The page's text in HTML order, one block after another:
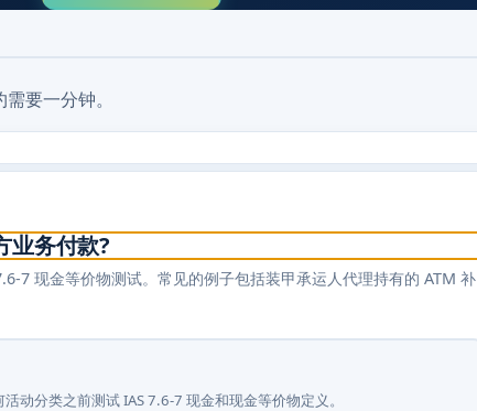
要一分钟。
业务付款?
7 现金等价物测试。常见的例子包括装甲承运人代理持有的 ATM 补
动分类之前测试 IAS 7.6-7 现金和现金等价物定义。